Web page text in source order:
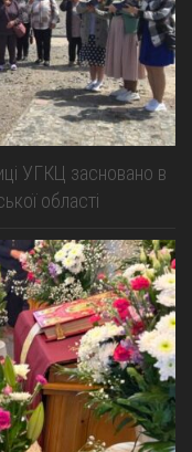
УГКЦ засновано в
області